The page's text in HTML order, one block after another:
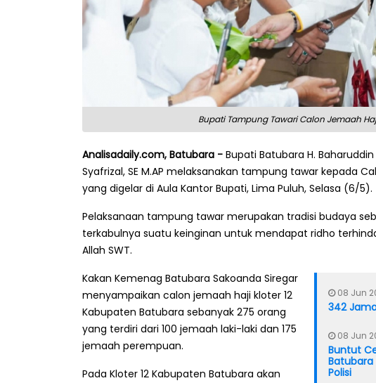
Bupati Tampung Tawari Calon Jemaah
Analisadaily.com, Batubara - Bupati Batubara H.
Syafrizal, SE M.AP melaksanakan tampung tawar kepada
yang digelar di Aula Kantor Bupati, Lima Puluh, Selasa (6/5).
Pelaksanaan tampung tawar merupakan tradisi budaya
terkabulnya suatu keinginan untuk mendapat ridho
Allah SWT.
08 Jun
342
08 Jun
Buntut
Batubara
Polisi
Kakan Kemenag Batubara Sakoanda Siregar
menyampaikan calon jemaah haji kloter 12
Kabupaten Batubara sebanyak 275 orang
yang terdiri dari 100 jemaah laki-laki dan 175
jemaah perempuan.
Pada Kloter 12 Kabupaten Batubara akan